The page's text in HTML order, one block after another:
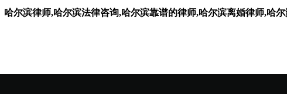
哈尔滨律师,哈尔滨法律咨询,哈尔滨靠谱的律师,哈尔滨离婚律师,哈